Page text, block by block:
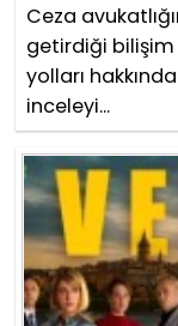
Ceza
getirdiği bilişim
yolları
inceleyi...